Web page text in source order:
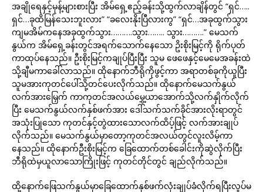
အချိုရေနှင့်မုန့်များစားပြီး အိမ်ရှေ့ဧည့်ခန်းသို့ထွက်လာချိန်တွင် “ရှင်…..
ရှင်…ခုထိမြန်သေးဘူးလား” “ခလေးနိုးပြီလားကွ” “ရှင်…အခုထွက်သွား
ကျမအိမ်ကနေအခုထွက်သွား……….သွား…….. သွား……….” မေသက်
နွယ်က အိမ်ရှေ့ခန်းတွင်အရက်သောက်နေသော ဥိးစိုးမြင့်ကို ရိုက်ပုတ်
ကာထုပ်နေသည်။ ဦးစိုးမြင့်ကချုပ်ပြီးပြီး သူမ ဖေဖေနှင့်မေမေအခန်းထဲ
သို့ချီမကာခေါ်လာသည်။ ထိုနောက်ဘီရိုကိုဖွင့်ကာ အရာတစ်ခုကိုယူပြီး
သူမအားကုတင်ပေါ်သို့တင်ပေးလိုက်သည်။ ထိုနောက်မေသက်နွယ်
လက်အားမြှေက် ကာကုတင်အလယ်မွှေ့ယာအောက်သို့လက်နှိုက်လိုက်
ပြီး မေသက်နွယ်လက်နှစ်ဖက်အား ဒေါ်သက်သက်ခိုင်အားလိုးရာတွင်
အသုံးပြုသော ကုတင်နှင့်တွဲထားသောလက်ထိပ့်ဖြင့် လက်အားချုပ်
လိုက်သည်။ မေသက်နွယ်မှာတော့ကုတင်အလယ်တွင်လူးလိမ့်ကာ
နေသည်။ ထိုနောက်ဦးစိုးမြင့်က ခြေထောက်တစ်ခေါင်းကိုဆွဲလိုက်ပြီး
ဘီရိုထဲမှယူလာသောကြိုးဖြင့် ကုတင်တိုင်တွင် ချည်လိုက်သည်။
ထို့နောက်ဖြေသက်နွယ်မှာခြေထောက်နှစ်ဖက်လုံးချုပ်ခံလိုက်ရပြီးလှုပ်မ